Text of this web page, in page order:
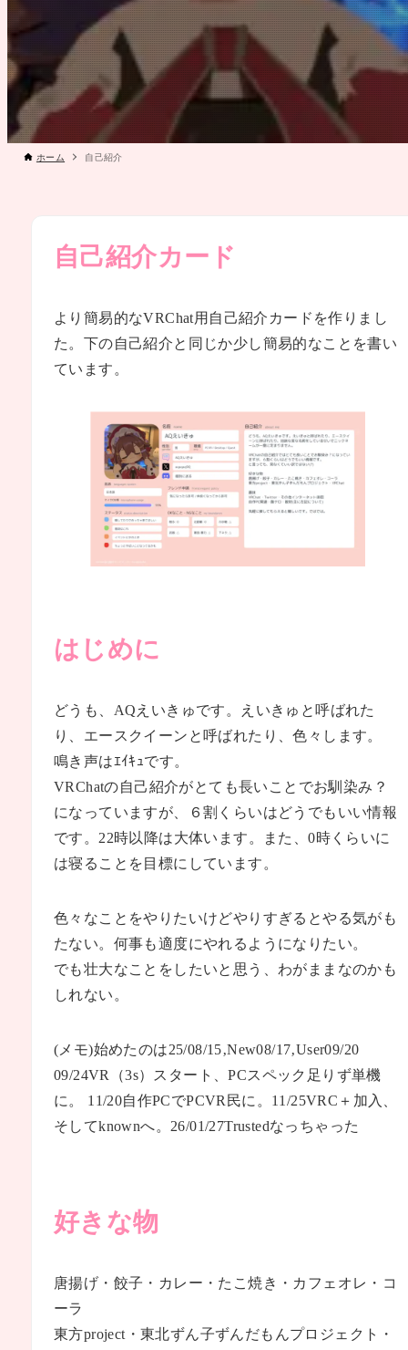
ホーム 自己紹介
自己紹介カード
より簡易的なVRChat用自己紹介カードを作りまし
た。下の自己紹介と同じか少し簡易的なことを書い
ています。
はじめに
どうも、AQえいきゅです。えいきゅと呼ばれた
り、エースクイーンと呼ばれたり、色々します。
鳴き声はｴｲｷｭです。
VRChatの自己紹介がとても長いことでお馴染み？
になっていますが、６割くらいはどうでもいい情報
です。22時以降は大体います。また、0時くらいに
は寝ることを目標にしています。
色々なことをやりたいけどやりすぎるとやる気がも
たない。何事も適度にやれるようになりたい。
でも壮大なことをしたいと思う、わがままなのかも
しれない。
(メモ)始めたのは25/08/15‚New08/17‚User09/20
09/24VR（3s）スタート、PCスペック足りず単機
に。 11/20自作PCでPCVR民に。11/25VRC＋加入、
そしてknownへ。26/01/27Trustedなっちゃった
好きな物
唐揚げ・餃子・カレー・たこ焼き・カフェオレ・コ
ーラ
東方project・東北ずん子ずんだもんプロジェクト・